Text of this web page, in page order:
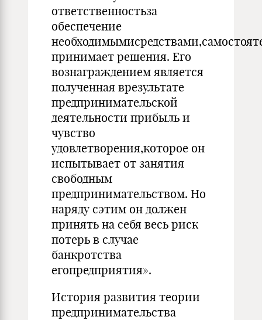
ответственностьза
обеспечение
принимает решения. Его
вознаграждением является
полученная врезультате
предпринимательской
деятельности прибыль и
чувство
удовлетворения,которое он
испытывает от занятия
свободным
предпринимательством. Но
наряду сэтим он должен
принять на себя весь риск
потерь в случае
банкротства
егопредприятия».
История развития теории
предпринимательства